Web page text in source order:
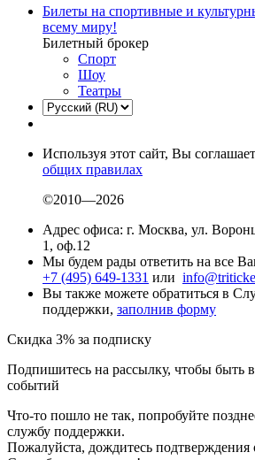
Билеты на спортивные и
всему миру!
Билетный брокер
Спорт
Шоу
Театры
Используя этот сайт, Вы
общих правилах
©2010—2026
Адрес офиса: г. Москва, ул.
1, оф.12
Мы будем рады ответить на все
+7 (495) 649-1331 или
Вы также можете обратиться в
поддержки, заполнив форму
Скидка 3% за подписку
Подпишитесь на рассылку, чтобы быть
событий
Что-то пошло не так, попробуйте
службу поддержки.
Пожалуйста, дождитесь